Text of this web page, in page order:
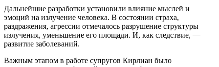
Дальнейшие разработки установили влияние мыслей и
эмоций на излучение человека. В состоянии страха,
раздражения, агрессии отмечалось разрушение структуры
излучения, уменьшение его площади. И, как следствие, —
развитие заболеваний.
Важным этапом в работе супругов Кирлиан было